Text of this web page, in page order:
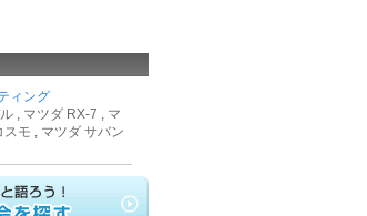
ィング
, マツダ RX-7 , マ
モ , マツダ サバン